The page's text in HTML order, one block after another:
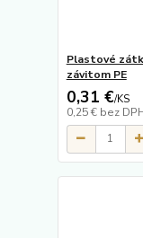
Plastové
závitom PE
0,31 €/KS
0,25 € bez